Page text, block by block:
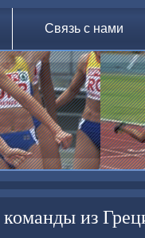
Связь с нами
из